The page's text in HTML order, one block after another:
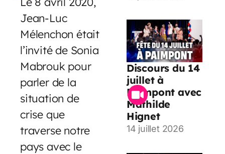
Jean-Luc
Mélenchon était
l’invité de Sonia
Mabrouk pour
parler de la
situation de
crise que
traverse notre
pays avec le
Discours du 14
juillet à
Paimpont avec
Mathilde
Hignet
14 juillet 2026